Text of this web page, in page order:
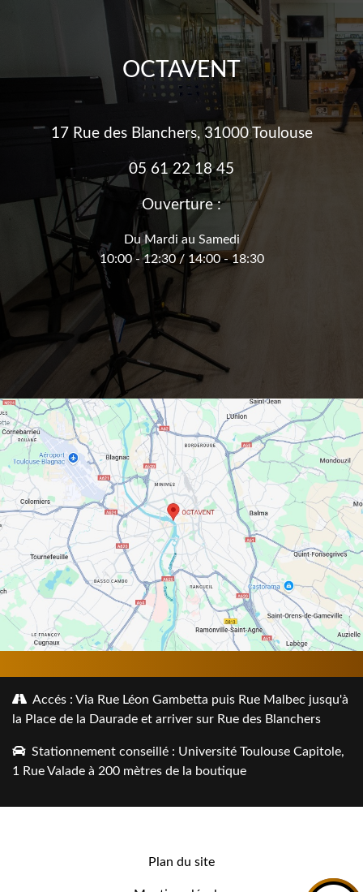
OCTAVENT
17 Rue des Blanchers, 31000 Toulouse
05 61 22 18 45
Ouverture :
Du Mardi au Samedi
10:00 - 12:30 / 14:00 - 18:30
Accés : Via Rue Léon Gambetta puis Rue Malbec jusqu'à
la Place de la Daurade et arriver sur Rue des Blanchers
Stationnement conseillé : Université Toulouse Capitole,
1 Rue Valade à 200 mètres de la boutique
Plan du site